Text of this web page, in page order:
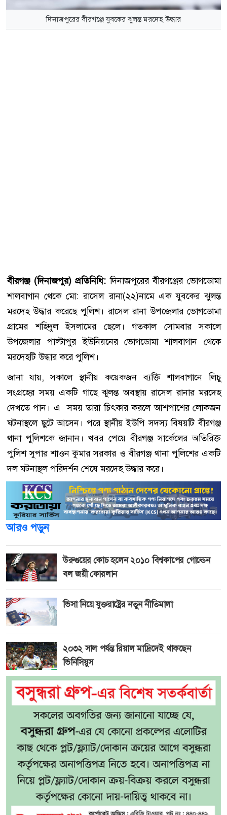
দিনাজপুরের বীরগঞ্জে যুবকের ঝুলন্ত মরদেহ উদ্ধার
বীরগঞ্জ (দিনাজপুর) প্রতিনিধি: দিনাজপুরের বীরগঞ্জের ভোগডোমা
শালবাগান থেকে মো: রাসেল রানা(২২)নামে এক যুবকের ঝুলন্ত
মরদেহ উদ্ধার করেছে পুলিশ। রাসেল রানা উপজেলার ভোগডোমা
গ্রামের শহিদুল ইসলামের ছেলে। গতকাল সোমবার সকালে
উপজেলার পাল্টাপুর ইউনিয়নের ভোগডোমা শালবাগান থেকে
মরদেহটি উদ্ধার করে পুলিশ।
জানা যায়, সকালে স্থানীয় কয়েকজন ব্যক্তি শালবাগানে লিচু
সংগ্রহের সময় একটি গাছে ঝুলন্ত অবস্থায় রাসেল রানার মরদেহ
দেখতে পান। এ সময় তারা চিৎকার করলে আশপাশের লোকজন
ঘটনাস্থলে ছুটে আসেন। পরে স্থানীয় ইউপি সদস্য বিষয়টি বীরগঞ্জ
থানা পুলিশকে জানান। খবর পেয়ে বীরগঞ্জ সার্কেলের অতিরিক্ত
পুলিশ সুপার শাওন কুমার সরকার ও বীরগঞ্জ থানা পুলিশের একটি
দল ঘটনাস্থল পরিদর্শন শেষে মরদেহ উদ্ধার করে।
আরও পড়ুন
উরুগুয়ের কোচ হলেন ২০১০ বিশ্বকাপের গোল্ডেন
বল জয়ী ফোরলান
ভিসা নিয়ে যুক্তরাষ্ট্রের নতুন নীতিমালা
২০৩২ সাল পর্যন্ত রিয়াল মাদ্রিদেই থাকছেন
ভিনিসিয়ুস